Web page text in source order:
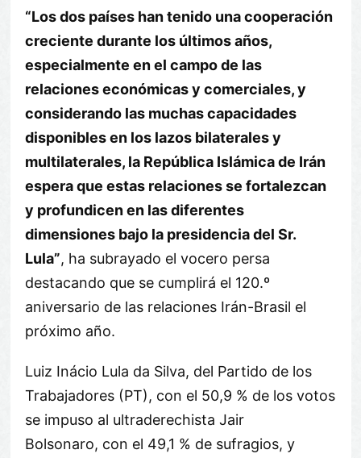
“Los dos países han tenido una cooperación
creciente durante los últimos años,
especialmente en el campo de las
relaciones económicas y comerciales, y
considerando las muchas capacidades
disponibles en los lazos bilaterales y
multilaterales, la República Islámica de Irán
espera que estas relaciones se fortalezcan
y profundicen en las diferentes
dimensiones bajo la presidencia del Sr.
Lula”, ha subrayado el vocero persa
destacando que se cumplirá el 120.º
aniversario de las relaciones Irán-Brasil el
próximo año.
Luiz Inácio Lula da Silva, del Partido de los
Trabajadores (PT), con el 50,9 % de los votos
se impuso al ultraderechista Jair
Bolsonaro, con el 49,1 % de sufragios, y